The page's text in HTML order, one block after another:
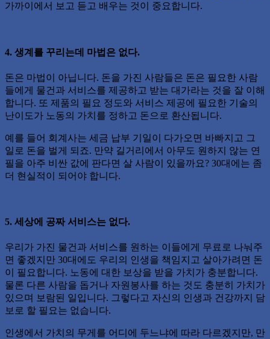
가까이에서 보고 듣고 배우는 것이 중요합니다.
4. 생계를 꾸리는데 마법은 없다.
돈은 마법이 아닙니다. 돈을 가진 사람들은 돈은 필요한 사람
들에게 물건과 서비스를 제공하고 받는 대가라는 것을 잘 이해
합니다. 또 제품의 필요 정도와 서비스 제공에 필요한 기술의
난이도가 노동의 가치를 정하고 돈으로 환산됩니다.
예를 들어 회계사는 세금 납부 기일이 다가오면 바빠지고 그
일로 돈을 벌게 되죠. 만약 길거리에서 아무도 원하지 않는 연
필을 아주 비싼 값에 판다면 살 사람이 있을까요? 30대에는 좀
더 현실적이 되어야 합니다.
5. 세상에 공짜 서비스는 없다.
우리가 가진 물건과 서비스를 원하는 이들에게 무료로 나눠주
면 좋겠지만 30대에도 우리의 인생을 책임지고 살아가려면 돈
이 필요합니다. 노동에 대한 보상을 받을 가치가 충분합니다.
물론 다른 사람을 돕거나 자원봉사를 하는 것도 충분히 가치가
있으며 보람된 일입니다. 그렇다고 자신의 인생과 건강까지 담
보로 할 필요는 없습니다.
인생에서 가치의 무게를 어디에 두느냐에 따라 다르겠지만, 만